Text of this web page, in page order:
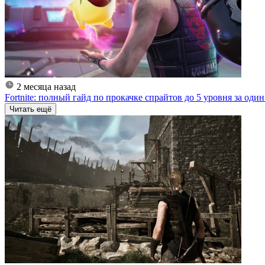
2 месяца назад
Fortnite: полный гайд по прокачке спрайтов до 5 уровня за
Читать ещё